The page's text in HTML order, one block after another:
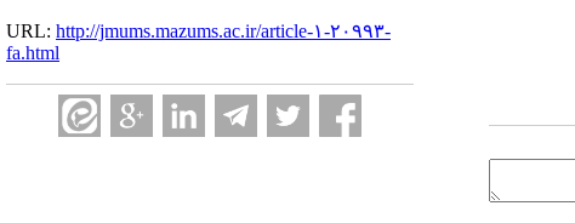
URL: http://jmums.mazums.ac.ir/article-۱-۲۰۹۹۳-
fa.html